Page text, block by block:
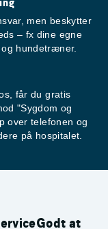
men beskytter
– fx dine egne
hundetræner.
får du gratis
"Sygdom og
over telefonen og
på hospitalet.
Godt at